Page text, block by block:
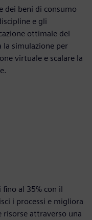
dei beni di consumo
e gli
ottimale del
simulazione per
virtuale e scalare la
al 35% con il
i processi e migliora
attraverso una